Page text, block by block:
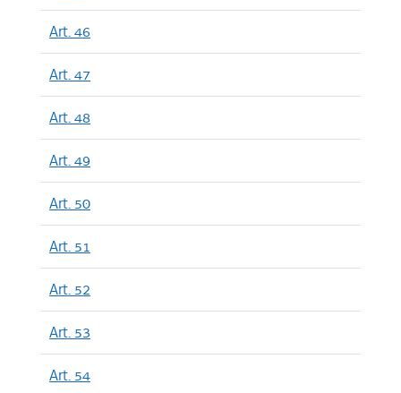
Art. 46
Art. 47
Art. 48
Art. 49
Art. 50
Art. 51
Art. 52
Art. 53
Art. 54